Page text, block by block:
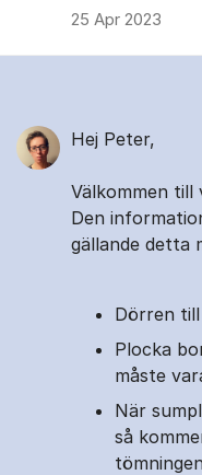
25 Apr 2023
Hej Peter,
Välkommen till
Den
gällande detta
Dörren till
Plocka
måste
När
så